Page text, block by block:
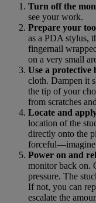
Turn off the
see your work.
Prepare your
as a PDA stylus,
fingernail
on a very small
Use a protective
cloth. Dampen it
the tip of your
from scratches
Locate and
location of the
directly onto the
forceful—imagine
Power on and
monitor back on.
pressure. The
If not, you can
escalate the